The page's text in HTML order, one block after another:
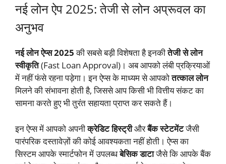
नई लोन ऐप 2025: तेजी से लोन अप्रूवल का
अनुभव
नई लोन ऐप्स 2025की सबसे बड़ी विशेषता है इनकीतेजी से लोन
स्वीकृति(Fast Loan Approval)। अब आपको लंबी प्रक्रियाओं
में नहीं फंसे रहना पड़ेगा। इन ऐप्स के माध्यम से आपकोतत्काल लोन
मिलने की संभावना होती है, जिससे आप किसी भी वित्तीय संकट का
सामना करते हुए भी तुरंत सहायता प्राप्त कर सकते हैं।
इन ऐप्स में आपको अपनीक्रेडिट हिस्ट्रीऔरबैंक स्टेटमेंटजैसी
पारंपरिक दस्तावेज़ों की कोई आवश्यकता नहीं होती। ऐप्स का
सिस्टम आपके स्मार्टफोन में उपलब्धबेसिक डाटाजैसे कि आपके बैंक